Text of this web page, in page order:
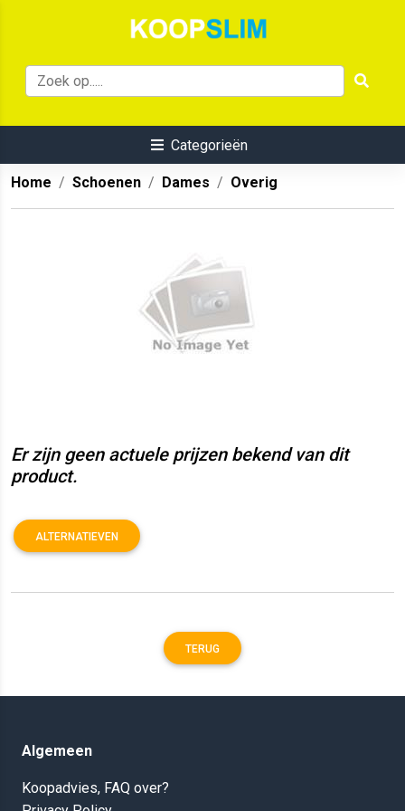
Categorieën
Home Schoenen Dames Overig
Er zijn geen actuele prijzen bekend van dit
product.
ALTERNATIEVEN
TERUG
Algemeen
Koopadvies, FAQ over?